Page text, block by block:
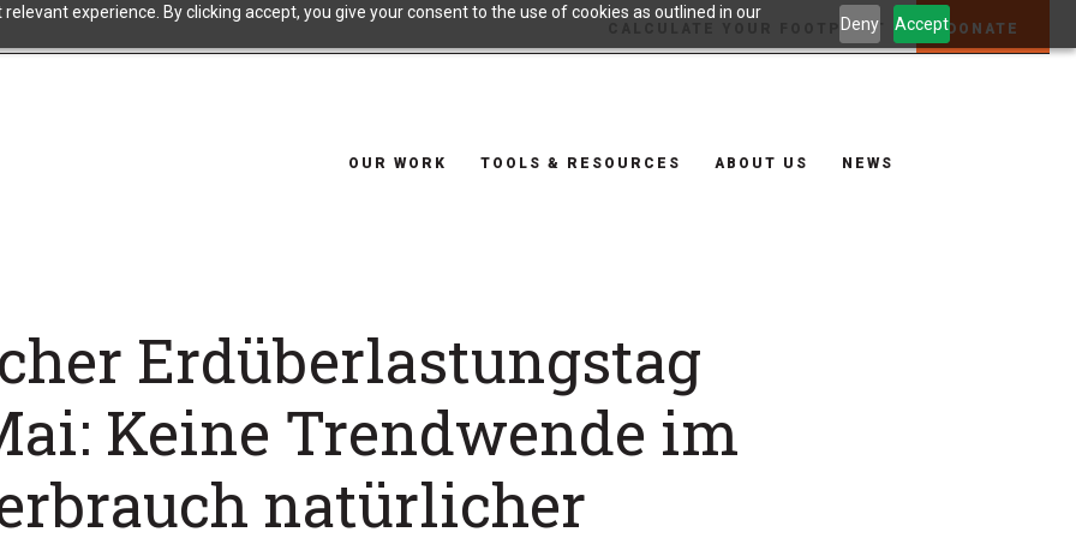
experience. By clicking accept, you give your consent to the use of cookies as outlined in our
Deny Accept
CALCULATE YOUR FOOTPRINT DONATE
OUR WORK TOOLS & RESOURCES ABOUT US NEWS
Erdüberlastungstag
Keine Trendwende im
natürlicher